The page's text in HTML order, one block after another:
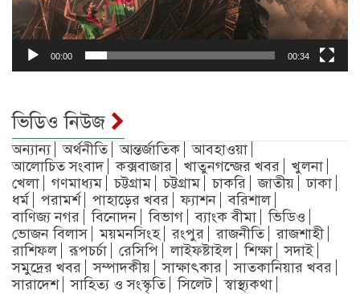
00:00 00:34
ভিডিও নিউজ
অন্যান্য অর্থনীতি আন্তর্জাতিক
আবহাওয়া
আলোচিত সংবাদ
কক্সবাজার খাতুনগন্জের খবর
খুলনা
খেলা
গণমাধ্যম চট্টগ্রাম চট্টগ্রাম চাকরি জাতীয়
ঢাকা
ধর্ম
পরামর্শ পাহাড়ের খবর ফ্যাশন
বরিশাল
বাণিজ্য নগর
বিনোদন বিভাগ ব্যাংক বীমা
ভিডিও
ভোজন বিলাস
ময়মনসিংহ রংপুর রাজনীতি
রাজশাহী
রাশিফল
রূপচর্চা রেসিপি লাইফষ্টাইল শিক্ষা
সদাই
সমুদ্রের খবর
সম্পাদকীয় সাক্ষাৎকার
সাতকানিয়ার খবর
সারাদেশ
সাহিত্য ও সংস্কৃতি সিলেট স্বাস্থ্যকথা